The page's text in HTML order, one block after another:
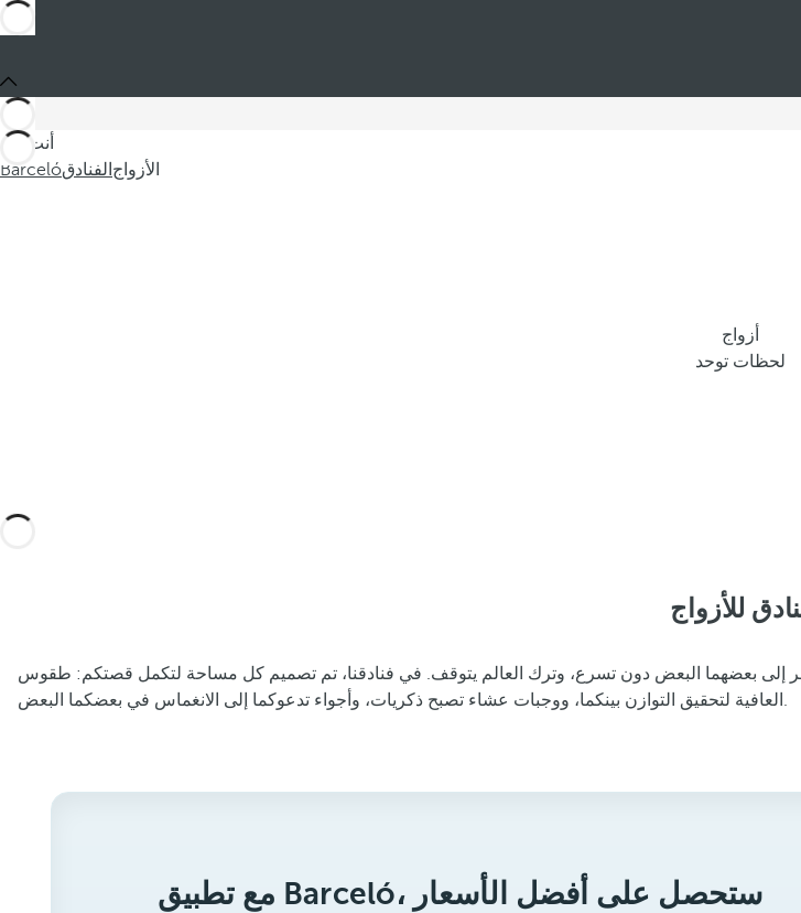
أنت في
Barcelóالفنادق الأزواج
أزواج
لحظات توحد
للأزواج
بعضهما البعض دون تسرع، وترك العالم يتوقف. في فنادقنا، تم تصميم كل مساحة لتكمل قصتكم: طقوس
العافية لتحقيق التوازن بينكما، ووجبات عشاء تصبح ذكريات، وأجواء تدعوكما إلى الانغماس في بعضكما البعض.
مع تطبيق Barceló، ستحصل على أفضل الأسعار